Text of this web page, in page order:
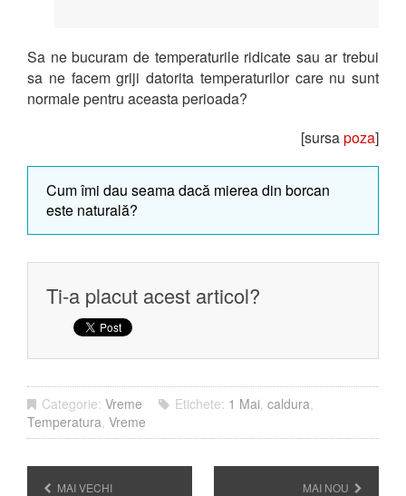
Sa ne bucuram de temperaturile ridicate sau ar trebui
sa ne facem griji datorita temperaturilor care nu sunt
normale pentru aceasta perioada?
[sursapoza]
Cum îmi dau seama dacă mierea din borcan
este naturală?
Ti-a placut acest articol?
Categorie: Vreme Etichete: 1 Mai, caldura,
Temperatura, Vreme
MAI VECHI MAI NOU